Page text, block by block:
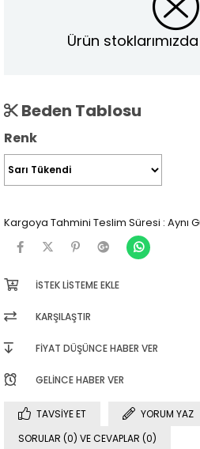
Ürün
Beden Tablosu
Renk
Kargoya Tahmini Teslim Süresi : Aynı
İSTEK LISTEME EKLE
KARŞILAŞTIR
FIYAT DÜŞÜNCE HABER VER
GELINCE HABER VER
TAVSIYE ET
YORUM YAZ
SORULAR (0) VE CEVAPLAR (0)